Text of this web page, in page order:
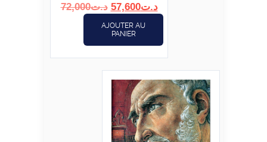
د.ت72,000
Le
initial
était :
د.ت72,000.
د.ت57,600
Le
prix
est :
AJOUTER AU
PANIER